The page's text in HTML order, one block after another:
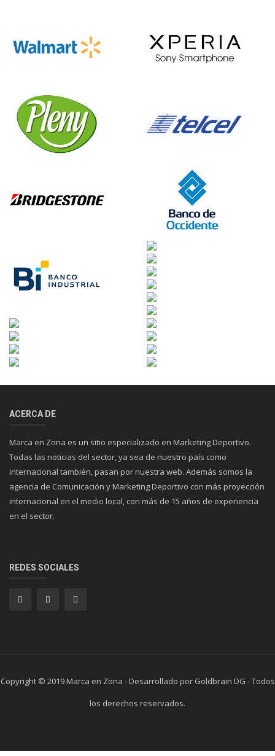
ACERCA DE
Marca en Zona es un sitio especializado en Marketing Deportivo.
Todas las noticias del sector, ya sea de nuestro país como
internacional también, pasan por nuestra web. Además somos la
agencia de Comunicación y Marketing Deportivo con más proyección
internacional en el medio local, con más de 15 años de experiencia
en el sector.
REDES SOCIALES
Copyright © 2019 Marca en Zona - Desarrollado por Goldbrain DG - Todos
los derechos reservados.